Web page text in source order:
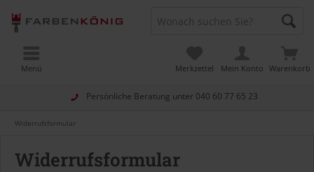
Persönliche Beratung unter 040 60 77 65 23
Warenkorb
Merkzettel Mein Konto
Menü
Widerrufsformular
Widerrufsformular